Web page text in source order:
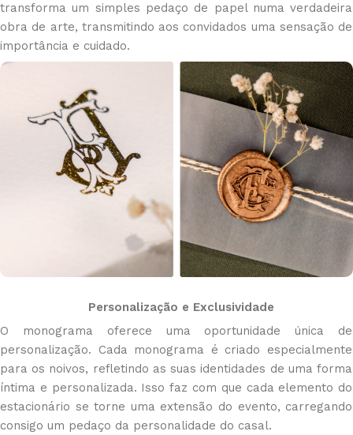
transforma um simples pedaço de papel numa verdadeira
obra de arte, transmitindo aos convidados uma sensação de
importância e cuidado.
Personalização e Exclusividade
O monograma oferece uma oportunidade única de
personalização. Cada monograma é criado especialmente
para os noivos, refletindo as suas identidades de uma forma
íntima e personalizada. Isso faz com que cada elemento do
estacionário se torne uma extensão do evento, carregando
consigo um pedaço da personalidade do casal.